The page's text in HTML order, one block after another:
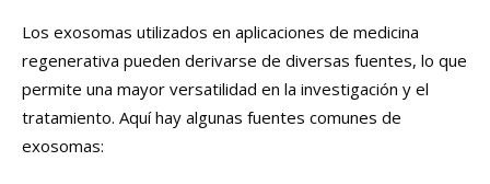
Los exosomas utilizados en aplicaciones de medicina
regenerativa pueden derivarse de diversas fuentes, lo que
permite una mayor versatilidad en la investigación y el
tratamiento. Aquí hay algunas fuentes comunes de
exosomas: